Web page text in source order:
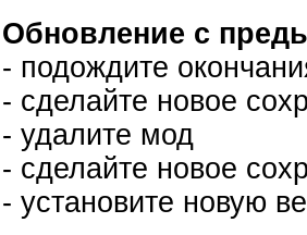
Обновление с
- подождите
- сделайте новое
- удалите мод
- сделайте новое
- установите новую